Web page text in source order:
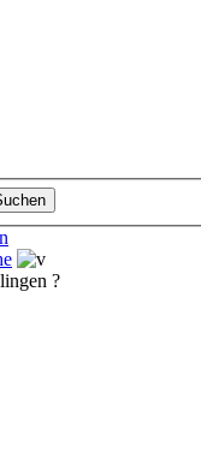
?